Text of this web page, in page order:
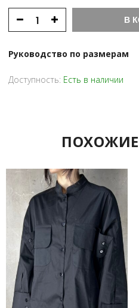
В
Руководство по размерам
Доступность: Есть в наличии